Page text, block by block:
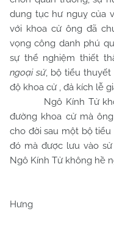
dung tục hư nguỵ của
với khoa cử ông đã
vọng công danh phú
sự thể nghiệm thiết
ngoại sử, bộ tiểu thuyết
độ khoa cử , đả kích lễ
Ngô Kính Tử
đường khoa cử mà
cho đời sau một bộ
đó mà được lưu vào
Ngô Kính Tử không hề
Hưng
Quy